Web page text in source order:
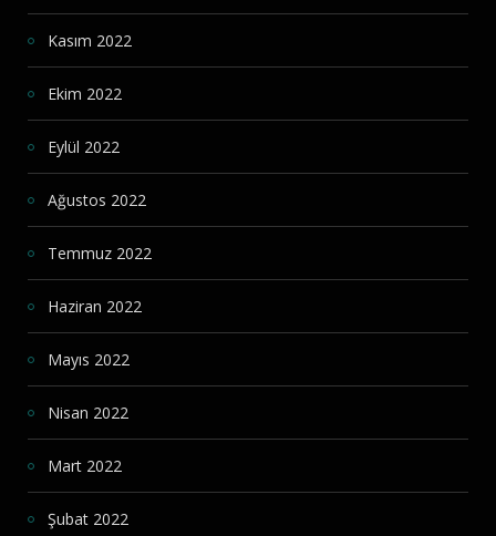
Kasım 2022
Ekim 2022
Eylül 2022
Ağustos 2022
Temmuz 2022
Haziran 2022
Mayıs 2022
Nisan 2022
Mart 2022
Şubat 2022